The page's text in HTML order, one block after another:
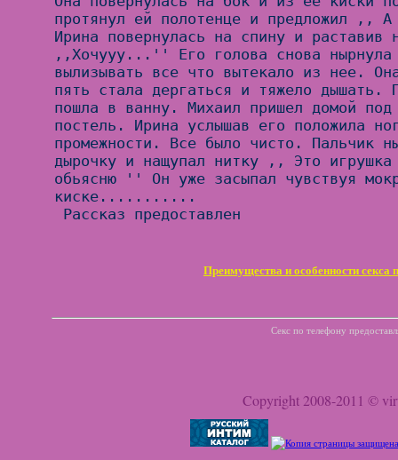
протянул ей полотенце и предложил ,,
Ирина повернулась на спину и раставив
,,Хочууу...'' Его голова снова нырнула
вылизывать все что вытекало из нее.
пять стала дергаться и тяжело дышать.
пошла в ванну. Михаил пришел домой
постель. Ирина услышав его положила
промежности. Все было чисто. Пальчик
дырочку и нащупал нитку ,, Это
обьясню '' Он уже засыпал чувствуя
киске...........
Преимущества и особенности секса
Секс по телефону
Copyright 2008-2011 ©